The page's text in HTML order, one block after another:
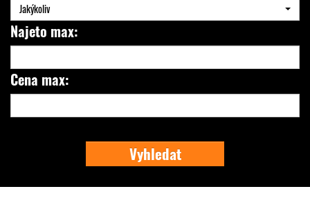
Jakýkoliv
Najeto max:
Cena max:
Vyhledat